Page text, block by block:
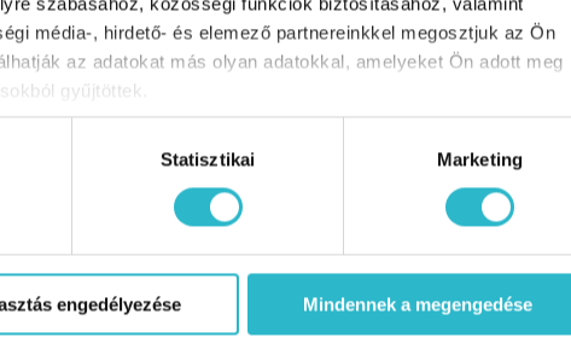
média-, hirdető- és elemező partnereinkkel megosztjuk az Ön
az adatokat más olyan adatokkal, amelyeket Ön adott meg
gyűjtöttek.
Statisztikai Marketing
engedélyezése Mindennek a megengedése
szeretnénk. Ilyenek
útközben veszik meg a